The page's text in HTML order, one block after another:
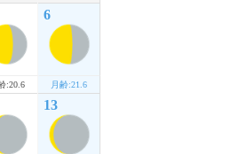
:20.6
6
月齢:21.6
13